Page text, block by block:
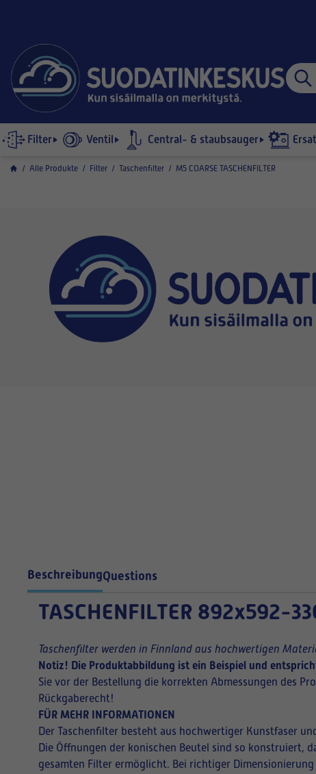
Filter Ventil Central- & staubsauger
/ Alle Produkte / Filter / Taschenfilter / M5 COARSE TASCHENFILTER
BeschreibungQuestions
TASCHENFILTER 892x592-
Taschenfilter werden in Finnland aus hochwertigen
Notiz! Die Produktabbildung ist ein Beispiel und
Sie vor der Bestellung die korrekten Abmessungen des
Rückgaberecht!
FÜR MEHR INFORMATIONEN
Der Taschenfilter besteht aus hochwertiger Kunstfaser
Die Öffnungen der konischen Beutel sind so konstruiert,
gesamten Filter ermöglicht. Bei richtiger